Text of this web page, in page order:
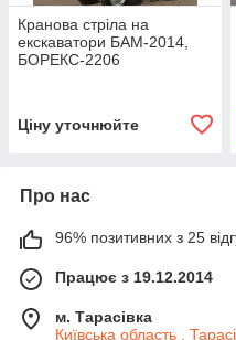
Кранова стріла на
екскаватори БАМ-2014,
БОРЕКС-2206
Ціну уточнюйте
Про нас
96% позитивних з 25
Працює з 19.12.2014
м. Тарасівка
Київська область ,